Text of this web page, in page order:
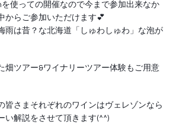
使っての開催なので今まで参加出来なか
からご参加いただけます💕
雨は昔？な北海道「しゅわしゅわ」な泡が
畑ツアー&ワイナリーツアー体験もご用意
皆さまそれぞれのワインはヴェレゾンなら
い解説をさせて頂きます(^^)